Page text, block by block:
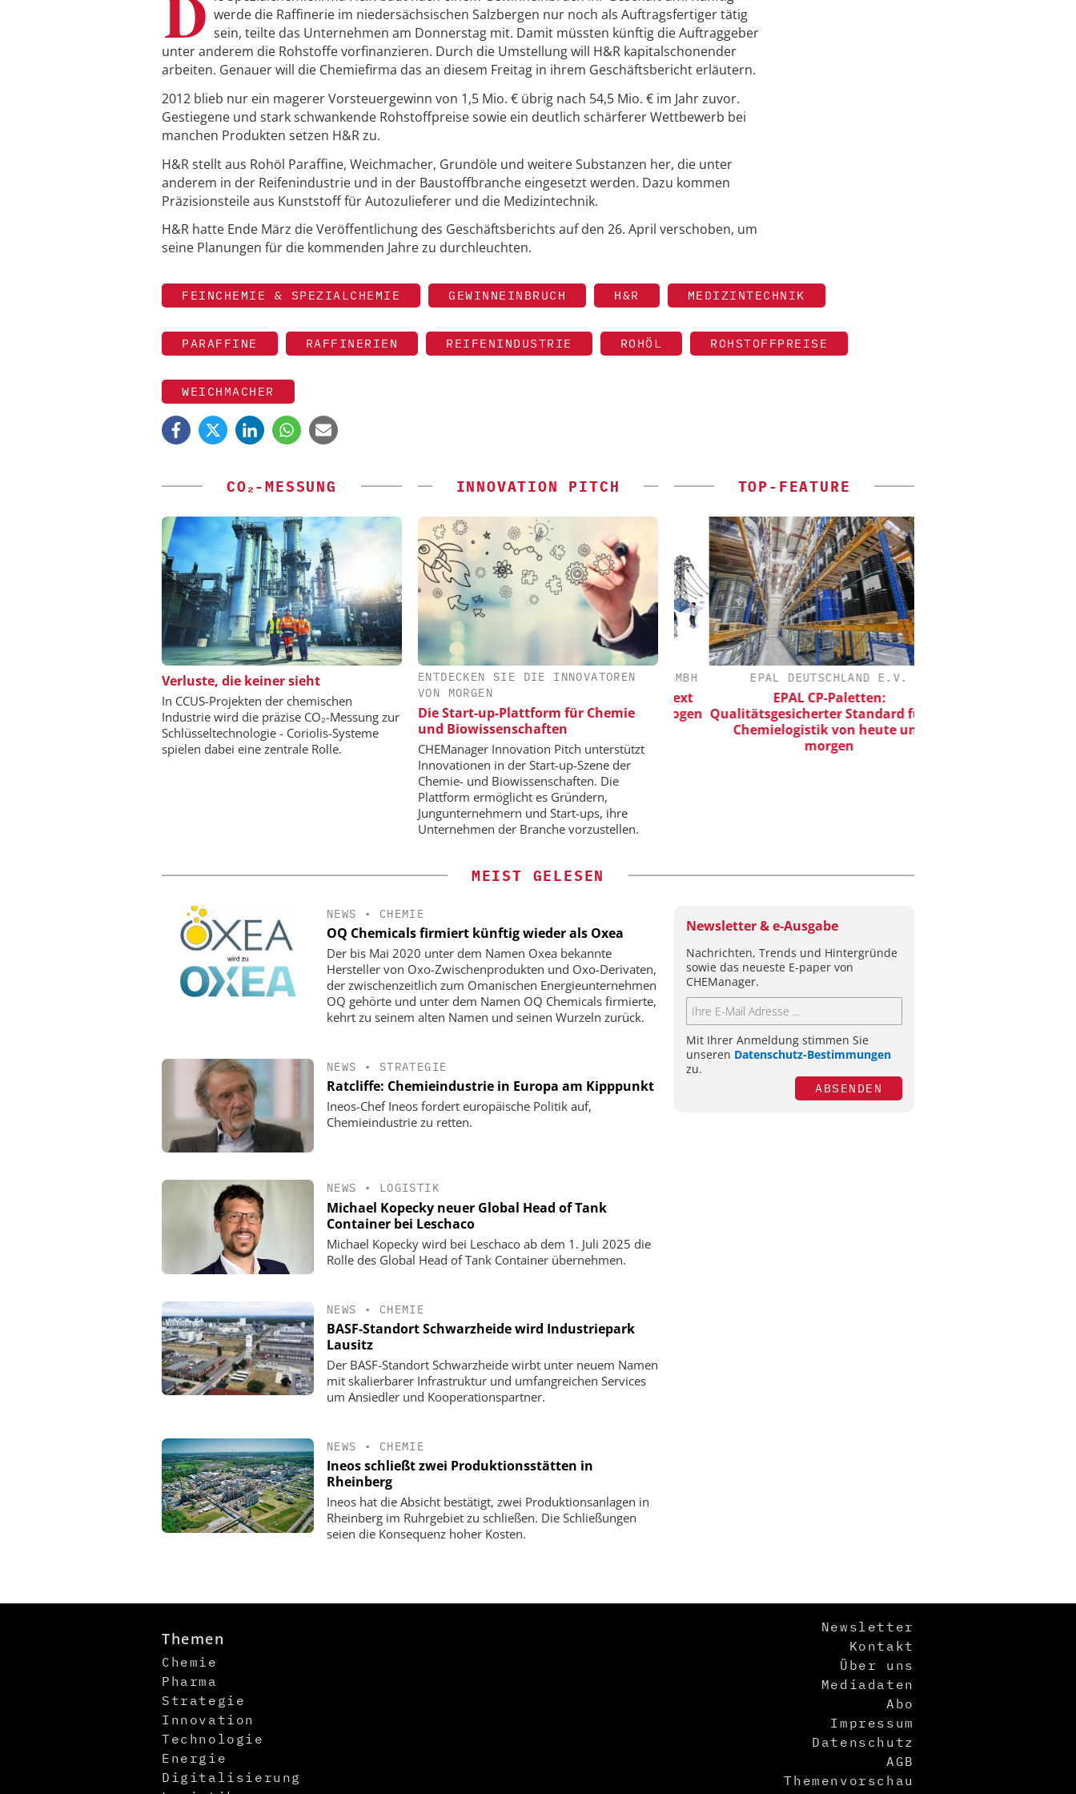
werde die Raffinerie im niedersächsischen Salzbergen nur noch als Auftragsfertiger tätig
sein, teilte das Unternehmen am Donnerstag mit. Damit müssten künftig die Auftraggeber
unter anderem die Rohstoffe vorfinanzieren. Durch die Umstellung will H&R kapitalschonender
arbeiten. Genauer will die Chemiefirma das an diesem Freitag in ihrem Geschäftsbericht erläutern.
2012 blieb nur ein magerer Vorsteuergewinn von 1,5 Mio. € übrig nach 54,5 Mio. € im Jahr zuvor.
Gestiegene und stark schwankende Rohstoffpreise sowie ein deutlich schärferer Wettbewerb bei
manchen Produkten setzen H&R zu.
H&R stellt aus Rohöl Paraffine, Weichmacher, Grundöle und weitere Substanzen her, die unter
anderem in der Reifenindustrie und in der Baustoffbranche eingesetzt werden. Dazu kommen
Präzisionsteile aus Kunststoff für Autozulieferer und die Medizintechnik.
H&R hatte Ende März die Veröffentlichung des Geschäftsberichts auf den 26. April verschoben, um
seine Planungen für die kommenden Jahre zu durchleuchten.
FEINCHEMIE & SPEZIALCHEMIE GEWINNEINBRUCH H&R MEDIZINTECHNIK
PARAFFINE RAFFINERIEN REIFENINDUSTRIE ROHÖL ROHSTOFFPREISE
WEICHMACHER
CO₂-MESSUNG
Verluste, die keiner sieht
In CCUS-Projekten der chemischen
Industrie wird die präzise CO₂-Messung zur
Schlüsseltechnologie - Coriolis-Systeme
spielen dabei eine zentrale Rolle.
INNOVATION PITCH
ENTDECKEN SIE DIE INNOVATOREN
VON MORGEN
Die Start-up-Plattform für Chemie
und Biowissenschaften
CHEManager Innovation Pitch unterstützt
Innovationen in der Start-up-Szene der
Chemie- und Biowissenschaften. Die
Plattform ermöglicht es Gründern,
Jungunternehmern und Start-ups, ihre
Unternehmen der Branche vorzustellen.
TOP-FEATURE
ZEPPELIN SYSTEMS GMBH
Sichere und hocheffiziente
Produktion von Batteriemassen
CHEMANAGER C/O WILEY-VCH GMBH
Veranstaltungssponsoring: Next
Generation Batteries and Hydrogen
EPAL DEUTSCHLAND E.V.
EPAL CP-Paletten:
Qualitätsgesicherter Standard für die
Chemielogistik von heute und
morgen
MEIST GELESEN
NEWS • CHEMIE
OQ Chemicals firmiert künftig wieder als Oxea
Der bis Mai 2020 unter dem Namen Oxea bekannte
Hersteller von Oxo-Zwischenprodukten und Oxo-Derivaten,
der zwischenzeitlich zum Omanischen Energieunternehmen
OQ gehörte und unter dem Namen OQ Chemicals firmierte,
kehrt zu seinem alten Namen und seinen Wurzeln zurück.
NEWS • STRATEGIE
Ratcliffe: Chemieindustrie in Europa am Kipppunkt
Ineos-Chef Ineos fordert europäische Politik auf,
Chemieindustrie zu retten.
NEWS • LOGISTIK
Michael Kopecky neuer Global Head of Tank
Container bei Leschaco
Michael Kopecky wird bei Leschaco ab dem 1. Juli 2025 die
Rolle des Global Head of Tank Container übernehmen.
NEWS • CHEMIE
BASF-Standort Schwarzheide wird Industriepark
Lausitz
Der BASF-Standort Schwarzheide wirbt unter neuem Namen
mit skalierbarer Infrastruktur und umfangreichen Services
um Ansiedler und Kooperationspartner.
NEWS • CHEMIE
Ineos schließt zwei Produktionsstätten in
Rheinberg
Ineos hat die Absicht bestätigt, zwei Produktionsanlagen in
Rheinberg im Ruhrgebiet zu schließen. Die Schließungen
seien die Konsequenz hoher Kosten.
Newsletter & e-Ausgabe
Nachrichten, Trends und Hintergründe
sowie das neueste E-paper von
CHEManager.
Mit Ihrer Anmeldung stimmen Sie
unseren Datenschutz-Bestimmungen
zu.
ABSENDEN
Themen
Chemie
Pharma
Strategie
Innovation
Technologie
Energie
Digitalisierung
Newsletter
Kontakt
Über uns
Mediadaten
Abo
Impressum
Datenschutz
AGB
Themenvorschau